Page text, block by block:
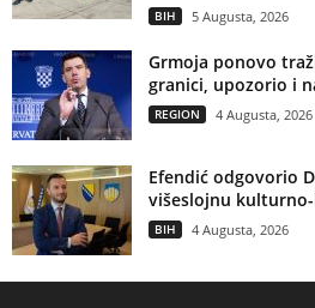
BIH 5 Augusta, 2026
Grmoja ponovo
granici, upozorio i
REGION 4 Augusta, 2026
Efendić odgovorio
višeslojnu
BIH 4 Augusta, 2026